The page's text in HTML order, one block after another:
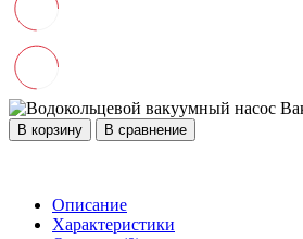
В корзину В сравнение
Описание
Характеристики